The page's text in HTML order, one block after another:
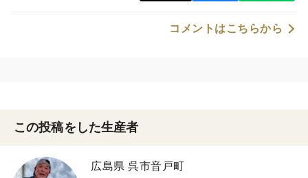
コメントはこちらから
この投稿をした生産者
広島県 呉市音戸町